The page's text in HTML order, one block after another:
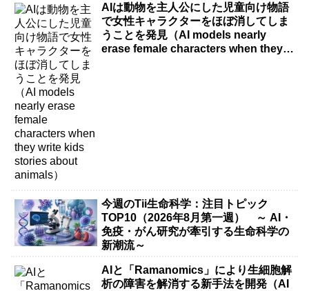
AIは動物を主人公にした児童向け物語
で女性キャラクターをほぼ消してしま
うことを発見（AI models nearly
erase female characters when they
今週のTii生命科学：注目トピック
TOP10（2026年8月第一週） ～ AI・
免疫・がん研究が牽引する生命科学の
新潮流～
AIと「Ramanomics」により生細胞解
析の障害を解消する新手法を開発（AI